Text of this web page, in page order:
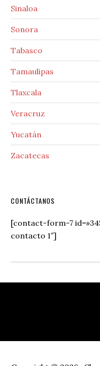
Sinaloa
Sonora
Tabasco
Tamaulipas
Tlaxcala
Veracruz
Yucatán
Zacatecas
Secondary
Sidebar
CONTÁCTANOS
[contact-form-7
contacto 1″]